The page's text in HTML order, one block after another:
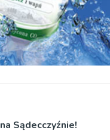
Sądecczyźnie!